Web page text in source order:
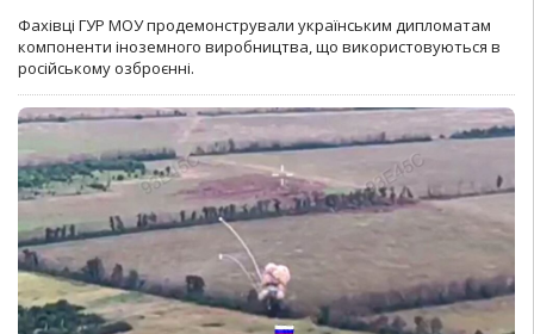
Фахівці ГУР МОУ продемонстрували українським дипломатам
компоненти іноземного виробництва, що використовуються в
російському озброєнні.